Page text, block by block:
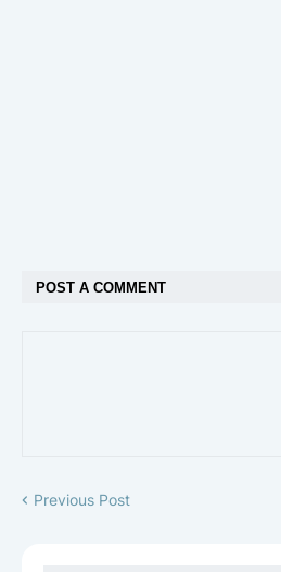
POST A COMMENT
Previous Post